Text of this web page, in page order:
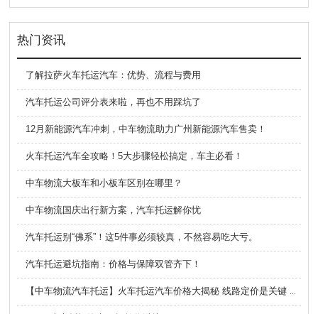
热门资讯
了解拉萨火车托运汽车：优势、流程与费用
汽车托运公司评分表来啦，再也不用踩坑了
12月新能源汽车冲刺，中车物流助力广州新能源汽车售卖！
火车托运汽车全攻略！5大步骤轻松搞定，车主必看！
中车物流大板车和小板车区别在哪里？
中车物流国庆出行新方案，汽车托运解你忧
汽车托运别“佛系”！这5件事必须较真，不然容易吃大亏。
汽车托运避坑指南：价格与保障双管齐下！